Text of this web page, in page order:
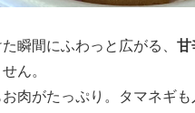
瞬間にふわっと広がる、 甘
ん。
お肉がたっぷり。タマネギ